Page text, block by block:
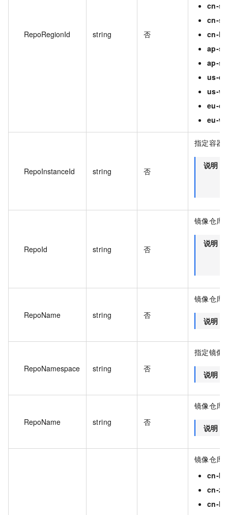
RepoRegionId string 否
cn-
cn-
cn-
ap-
ap-
us-
us-
eu-
eu-
RepoInstanceId string 否
指定容器
说明
RepoId string 否
镜像仓库
说明
RepoName string 否
镜像仓库
说明
RepoNamespace string 否
指定镜像
说明
RepoName string 否
镜像仓库
说明
镜像仓库
cn-
cn-
cn-